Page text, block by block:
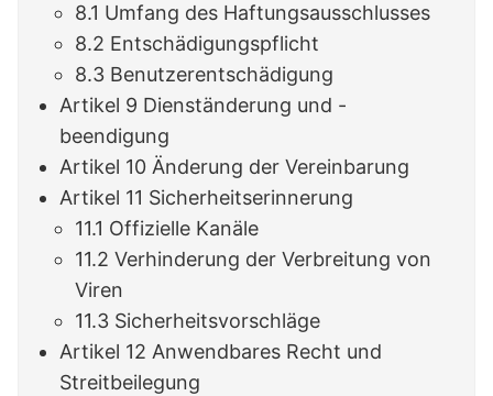
8.1 Umfang des Haftungsausschlusses
8.2 Entschädigungspflicht
8.3 Benutzerentschädigung
Artikel 9 Dienständerung und -
beendigung
Artikel 10 Änderung der Vereinbarung
Artikel 11 Sicherheitserinnerung
11.1 Offizielle Kanäle
11.2 Verhinderung der Verbreitung von
Viren
11.3 Sicherheitsvorschläge
Artikel 12 Anwendbares Recht und
Streitbeilegung